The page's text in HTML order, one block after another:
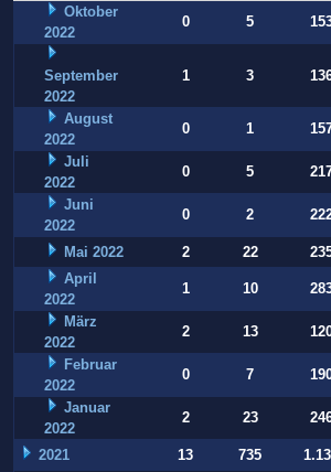
Oktober
2022
0 5
September
2022
1 3
August
2022
0 1
Juli
2022
0 5
Juni
2022
0 2
Mai 2022 2 22
April
2022
1 10
März
2022
2 13
Februar
2022
0 7
Januar
2022
2 23
2021 13 735